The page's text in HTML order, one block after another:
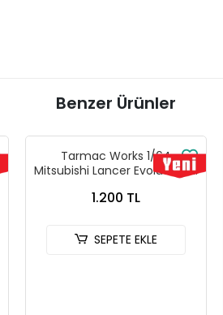
Benzer Ürünler
Tarmac Works 1/64
Mitsubishi Lancer Evolution IV
T64G-076-97MCR01
1.200 TL
SEPETE EKLE